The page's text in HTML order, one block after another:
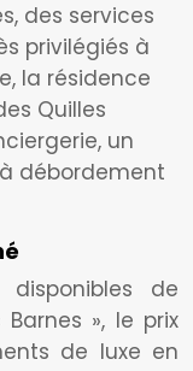
des services
privilégiés à
la résidence
Quilles
un
débordement
disponibles de
», le prix
de luxe en